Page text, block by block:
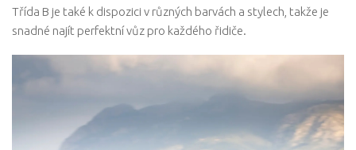
Třída B je také k dispozici v různých barvách a stylech, takže je
snadné najít perfektní vůz pro každého řidiče.